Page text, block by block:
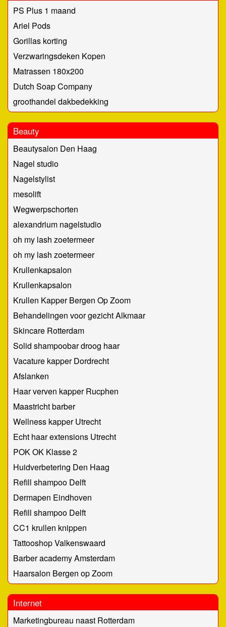
PS Plus 1 maand
Ariel Pods
Gorillas korting
Verzwaringsdeken Kopen
Matrassen 180x200
Dutch Soap Company
groothandel dakbedekking
Beauty
Beautysalon Den Haag
Nagel studio
Nagelstylist
mesolift
Wegwerpschorten
alexandrium nagelstudio
oh my lash zoetermeer
oh my lash zoetermeer
Krullenkapsalon
Krullenkapsalon
Krullen Kapper Bergen Op Zoom
Behandelingen voor gezicht Alkmaar
Skincare Rotterdam
Solid shampoobar droog haar
Vacature kapper Dordrecht
Afslanken
Haar verven kapper Rucphen
Maastricht barber
Wellness kapper Utrecht
Echt haar extensions Utrecht
POK OK Klasse 2
Huidverbetering Den Haag
Refill shampoo Delft
Dermapen Eindhoven
Refill shampoo Delft
CC1 krullen knippen
Tattooshop Valkenswaard
Barber academy Amsterdam
Haarsalon Bergen op Zoom
Internet
Marketingbureau naast Rotterdam